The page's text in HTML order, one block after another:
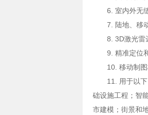
6. 室内外无
7. 陆地、移
8. 3D激光雷
9. 精准定位
10. 移动制
11. 用于以
础设施工程；智
市建模；街景和